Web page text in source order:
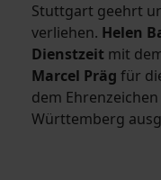
Stuttgart geehrt
verliehen. Helen
Dienstzeit mit
Marcel Präg für
dem
Württemberg